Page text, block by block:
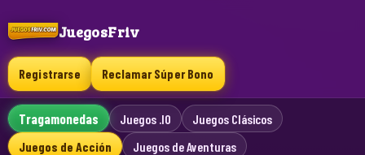
JuegosFriv
Registrarse Reclamar Súper Bono
Tragamonedas Juegos .IO
Juegos Clásicos
Juegos de Acción
Juegos de Aventuras